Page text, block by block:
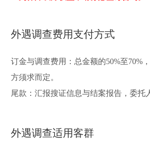
外遇调查费用支付方式
订金与调查费用：总金额的50%至70%
方须求而定。
尾款：汇报搜证信息与结案报告，委托
外遇调查适用客群